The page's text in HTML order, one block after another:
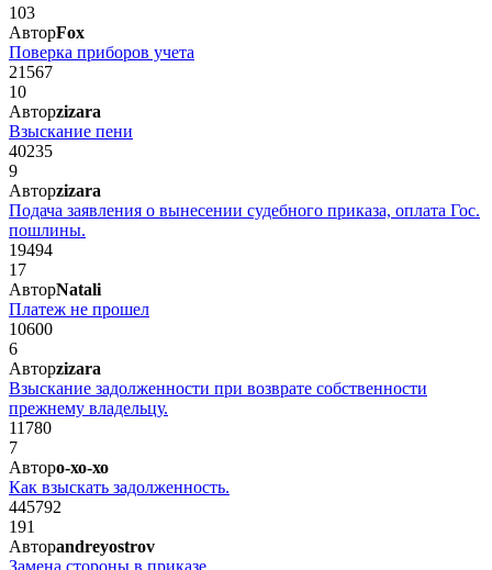
103
АвторFox
Поверка приборов учета
21567
10
Авторzizara
Взыскание пени
40235
9
Авторzizara
Подача заявления о вынесении судебного приказа, оплата Гос.
пошлины.
19494
17
АвторNatali
Платеж не прошел
10600
6
Авторzizara
Взыскание задолженности при возврате собственности
прежнему владельцу.
11780
7
Авторо-хо-хо
Как взыскать задолженность.
445792
191
Авторandreyostrov
Замена стороны в приказе